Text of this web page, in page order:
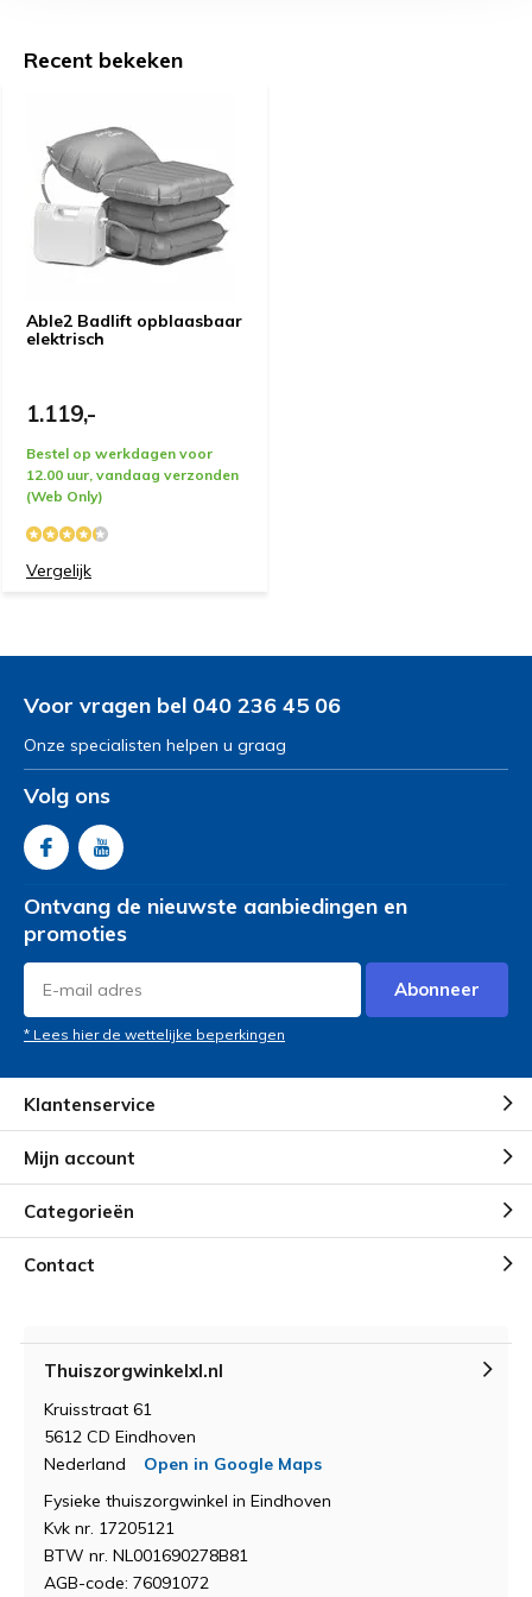
overtreft. Hoewel we er natuurlijk nog maar weinig
Recent bekeken
Able2 Badlift opblaasbaar
elektrisch
1.119,-
Bestel op werkdagen voor
12.00 uur, vandaag verzonden
(Web Only)
Vergelijk
Voor vragen bel 040 236 45 06
Onze specialisten helpen u graag
Volg ons
Ontvang de nieuwste aanbiedingen en
promoties
Abonneer
* Lees hier de wettelijke beperkingen
Klantenservice
Mijn account
Categorieën
Contact
Thuiszorgwinkelxl.nl
Kruisstraat 61
5612 CD Eindhoven
Nederland
Open in Google Maps
Fysieke thuiszorgwinkel in Eindhoven
Kvk nr. 17205121
BTW nr. NL001690278B81
AGB-code: 76091072